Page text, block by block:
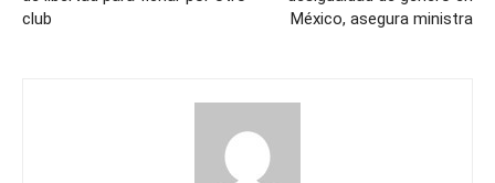
club
México, asegura ministra